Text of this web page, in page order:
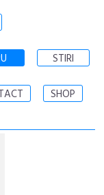
STIRI
SHOP